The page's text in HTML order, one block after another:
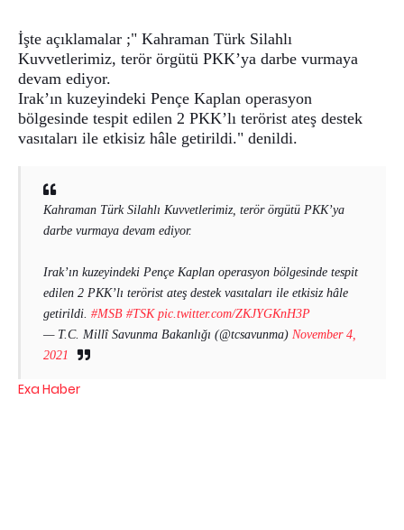
İşte açıklamalar ;" Kahraman Türk Silahlı
Kuvvetlerimiz, terör örgütü PKK’ya darbe vurmaya
devam ediyor.
Irak’ın kuzeyindeki Pençe Kaplan operasyon
bölgesinde tespit edilen 2 PKK’lı terörist ateş destek
vasıtaları ile etkisiz hâle getirildi." denildi.
Kahraman Türk Silahlı Kuvvetlerimiz, terör örgütü PKK’ya
darbe vurmaya devam ediyor.
Irak’ın kuzeyindeki Pençe Kaplan operasyon bölgesinde tespit
edilen 2 PKK’lı terörist ateş destek vasıtaları ile etkisiz hâle
getirildi. #MSB #TSK pic.twitter.com/ZKJYGKnH3P
— T.C. Millî Savunma Bakanlığı (@tcsavunma) November 4,
2021
Exa Haber